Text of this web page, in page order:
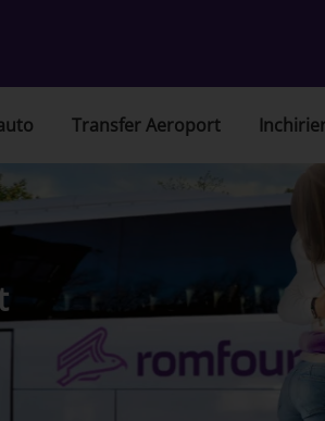
Transfer Aeroport